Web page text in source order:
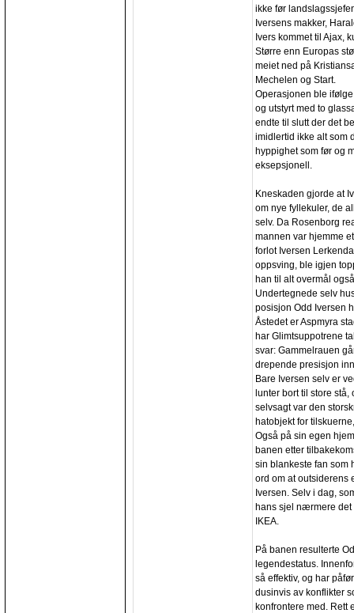
ikke før
Iversens makker,
Ivers kommet til Ajax,
Større enn Europas
meiet ned på
Mechelen og Start.
Operasjonen ble
og utstyrt med to
endte til slutt der det
imidlertid ikke alt som
hyppighet som før og
eksepsjonell.
Kneskaden gjorde at
om nye fyllekuler, de
selv. Da Rosenborg
mannen var hjemme
forlot Iversen
oppsving, ble igjen
han til alt overmål
Undertegnede selv
posisjon Odd Iversen
Åstedet er Aspmyra
har Glimtsuppotrene
svar: Gammelrauen
drepende presisjon
Bare Iversen selv er
lunter bort til store
selvsagt var den
hatobjekt for
Også på sin egen
banen etter
sin blankeste fan som
ord om at outsiderens
Iversen. Selv i dag,
hans sjel nærmere det
IKEA.
På banen resulterte
legendestatus.
så effektiv, og har
dusinvis av konflikter
konfrontere med. Rett